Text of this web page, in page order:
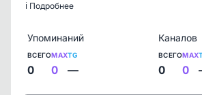
ℹ️ Подробнее
Упоминаний
ВСЕГО
0
MAX
0
TG
—
Каналов
ВСЕГО
0
MAX
0